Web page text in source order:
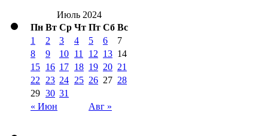
Июль 2024
Пн Вт Ср Чт Пт Сб Вс
« Июн Авг »
1 2 3 4 5 6
7
8
9 10 11 12 13 14
15 16 17 18 19 20 21
22
23 24 25 26 27 28
29 30 31